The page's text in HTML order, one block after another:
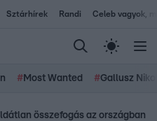
Sztárhírek Randi Celeb vagyok,
# Most Wanted #Gallusz
összefogás az országban